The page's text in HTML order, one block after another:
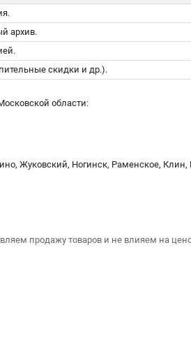
архив.
скидки и др.).
области:
Жуковский, Ногинск, Раменское, Клин,
продажу товаров и не влияем на